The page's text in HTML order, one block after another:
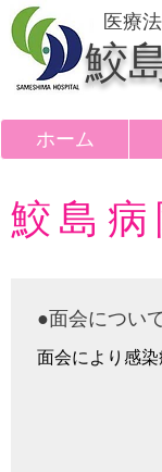
鮫
医療
ホーム
鮫島
●面会につい
面会により感